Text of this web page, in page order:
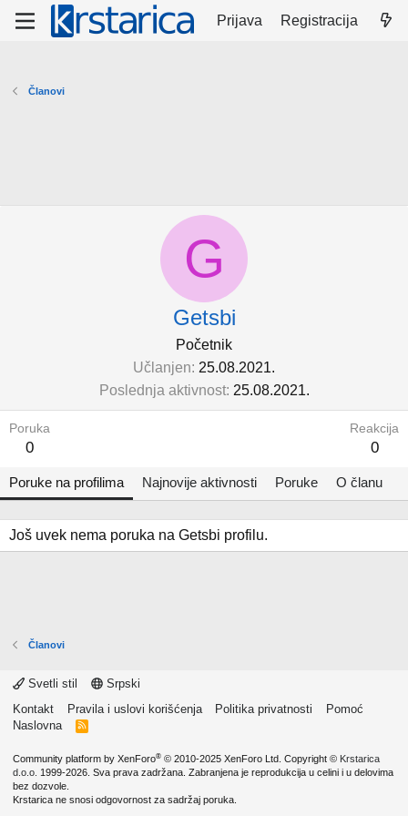
Prijava Registracija
Članovi
G
Getsbi
Početnik
Učlanjen 25.08.2021.
Poslednja aktivnost 25.08.2021.
Poruka
0
Reakcija
0
Poruke na profilima Najnovije aktivnosti Poruke O članu
Još uvek nema poruka na Getsbi profilu.
Članovi
Svetli stil
Srpski
Kontakt
Pravila i uslovi korišćenja Politika privatnosti
Pomoć
Naslovna
R
Community platform by XenForo® © 2010-2025 XenForo Ltd. Copyright © Krstarica
d.o.o. 1999-2026. Sva prava zadržana. Zabranjena je reprodukcija u celini i u delovima
bez dozvole.
Krstarica ne snosi odgovornost za sadržaj poruka.